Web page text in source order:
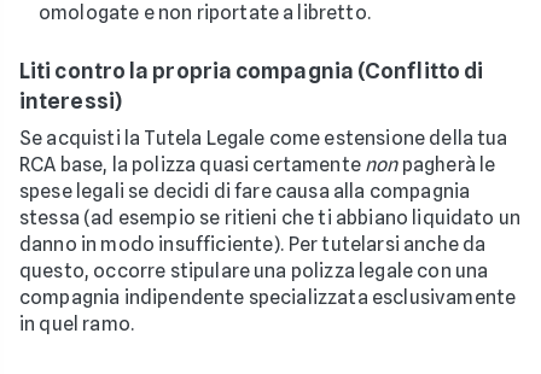
omologate e non riportate a libretto.
Liti contro la propria compagnia (Conflitto di
interessi)
Se acquisti la Tutela Legale come estensione della tua
RCA base, la polizza quasi certamente nonpagherà le
spese legali se decidi di fare causa alla compagnia
stessa (ad esempio se ritieni che ti abbiano liquidato un
danno in modo insufficiente). Per tutelarsi anche da
questo, occorre stipulare una polizza legale con una
compagnia indipendente specializzata esclusivamente
in quel ramo.